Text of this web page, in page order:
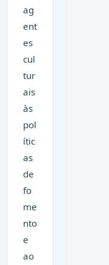
ag
ent
es
cul
tur
ais
às
pol
ític
as
de
fo
me
nto
e
ao